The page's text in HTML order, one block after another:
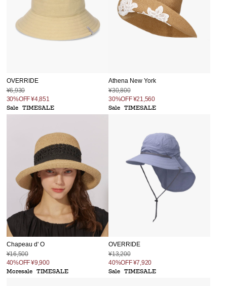
OVERRIDE
¥6,930
30%OFF¥4,851
Sale
TIMESALE
Athena New York
¥30,800
30%OFF¥21,560
Sale TIMESALE
Chapeau d' O
¥16,500
40%OFF¥9,900
Moresale
TIMESALE
OVERRIDE
¥13,200
40%OFF¥7,920
Sale TIMESALE